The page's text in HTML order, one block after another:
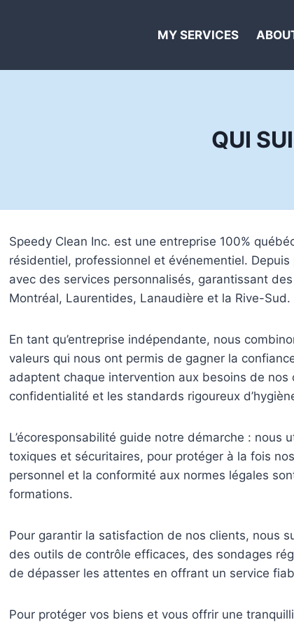
MY SERVICES
QUI
Speedy Clean Inc. est une entreprise 100%
résidentiel, professionnel et événementiel.
avec des services personnalisés, garantissant
Montréal, Laurentides, Lanaudière et la Rive-Sud.
En tant qu’entreprise indépendante, nous
valeurs qui nous ont permis de gagner la
adaptent chaque intervention aux besoins de
confidentialité et les standards rigoureux
L’écoresponsabilité guide notre démarche :
toxiques et sécuritaires, pour protéger à la fois
personnel et la conformité aux normes légales
formations.
Pour garantir la satisfaction de nos clients, nous
des outils de contrôle efficaces, des sondages
de dépasser les attentes en offrant un service
Pour protéger vos biens et vous offrir une